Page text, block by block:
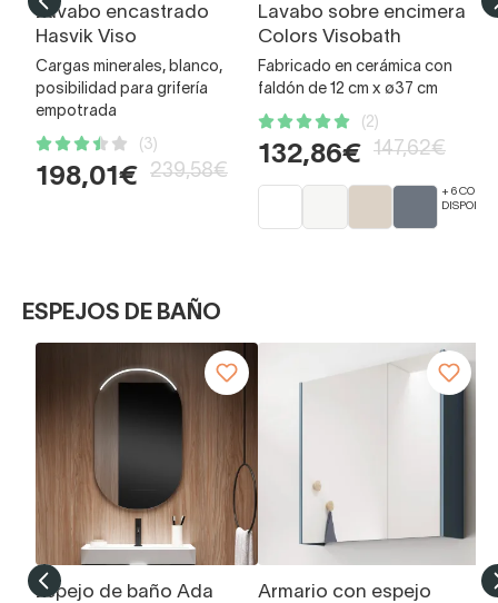
Lavabo encastrado
Hasvik Viso
Cargas minerales, blanco,
posibilidad para grifería
empotrada
(3)
198,01€ 239,58€
Lavabo sobre encimera
Colors Visobath
Fabricado en cerámica con
faldón de 12 cm x ø37 cm
(2)
132,86€ 147,62€
+ 6
ESPEJOS DE BAÑO
Espejo de baño Ada
Armario con espejo